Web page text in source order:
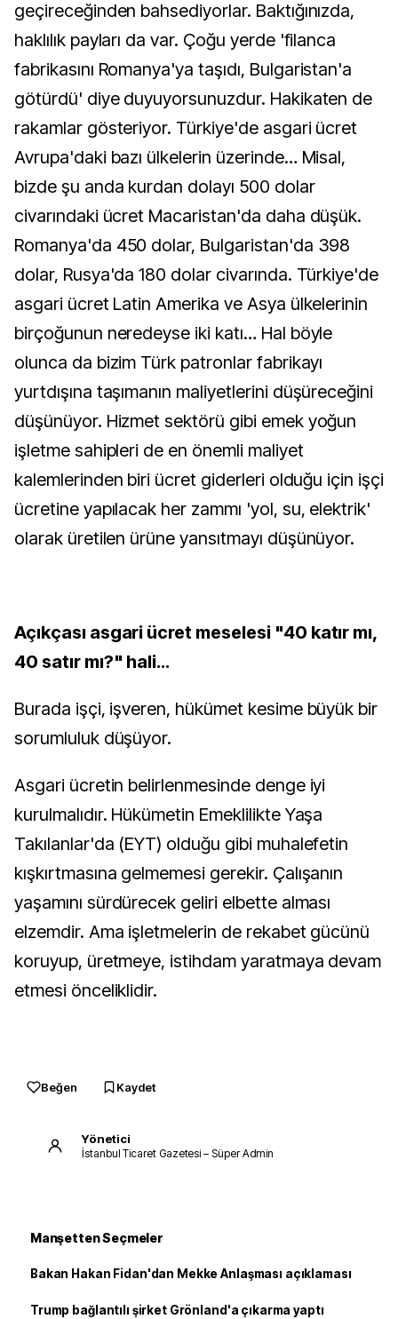
geçireceğinden bahsediyorlar. Baktığınızda,
haklılık payları da var. Çoğu yerde 'filanca
fabrikasını Romanya'ya taşıdı, Bulgaristan'a
götürdü' diye duyuyorsunuzdur. Hakikaten de
rakamlar gösteriyor. Türkiye'de asgari ücret
Avrupa'daki bazı ülkelerin üzerinde… Misal,
bizde şu anda kurdan dolayı 500 dolar
civarındaki ücret Macaristan'da daha düşük.
Romanya'da 450 dolar, Bulgaristan'da 398
dolar, Rusya'da 180 dolar civarında. Türkiye'de
asgari ücret Latin Amerika ve Asya ülkelerinin
birçoğunun neredeyse iki katı… Hal böyle
olunca da bizim Türk patronlar fabrikayı
yurtdışına taşımanın maliyetlerini düşüreceğini
düşünüyor. Hizmet sektörü gibi emek yoğun
işletme sahipleri de en önemli maliyet
kalemlerinden biri ücret giderleri olduğu için işçi
ücretine yapılacak her zammı 'yol, su, elektrik'
olarak üretilen ürüne yansıtmayı düşünüyor.
Açıkçası asgari ücret meselesi "40 katır mı,
40 satır mı?" hali…
Burada işçi, işveren, hükümet kesime büyük bir
sorumluluk düşüyor.
Asgari ücretin belirlenmesinde denge iyi
kurulmalıdır. Hükümetin Emeklilikte Yaşa
Takılanlar'da (EYT) olduğu gibi muhalefetin
kışkırtmasına gelmemesi gerekir. Çalışanın
yaşamını sürdürecek geliri elbette alması
elzemdir. Ama işletmelerin de rekabet gücünü
koruyup, üretmeye, istihdam yaratmaya devam
etmesi önceliklidir.
Beğen Kaydet
Yönetici
İstanbul Ticaret Gazetesi – Süper Admin
Manşetten Seçmeler
Bakan Hakan Fidan'dan Mekke Anlaşması açıklaması
Trump bağlantılı şirket Grönland'a çıkarma yaptı